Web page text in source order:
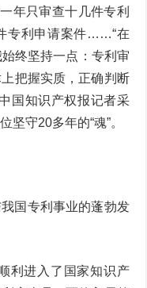
年只审查十几件专利
专利申请案件……“在
终坚持一点：专利审
把握实质，正确判断
国知识产权报记者采
坚守20多年的“魂”。
国专利事业的蓬勃发
利进入了国家知识产